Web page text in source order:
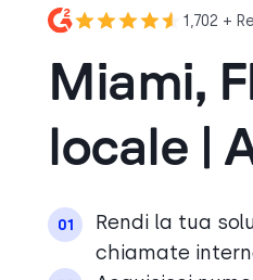
1,702 +
Miami,
locale |
01
Rendi la tua
chiamate